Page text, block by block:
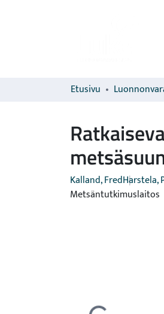
Etusivu
Kalland, FredHarstela,
Metsäntutkimuslaitos